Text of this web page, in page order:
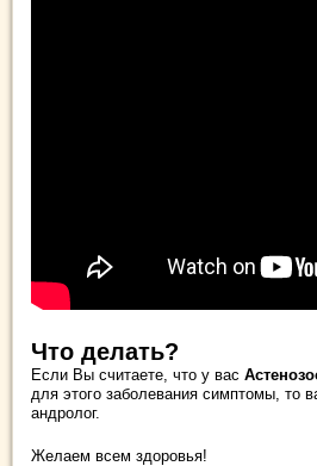
Что делать?
Если Вы считаете, что у вас
для этого заболевания симптомы, то
андролог.
Желаем всем здоровья!